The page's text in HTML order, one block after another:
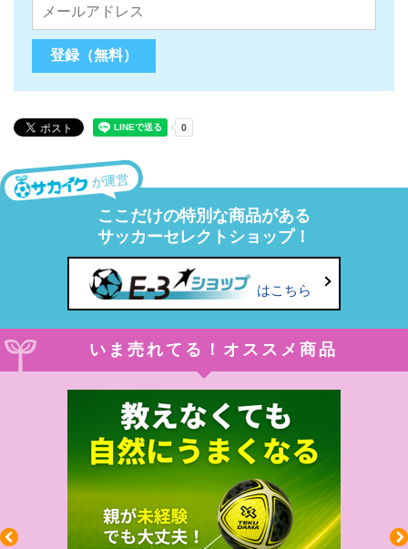
が運営
ここだけの特別な商品がある
サッカーセレクトショップ！
はこちら
いま売れてる！オススメ商品